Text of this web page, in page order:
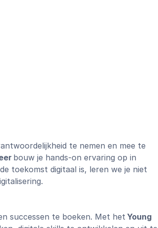
te nemen en mee te
bouw je hands-on ervaring op in
toekomst digitaal is, leren we je niet
successen te boeken. Met het Young